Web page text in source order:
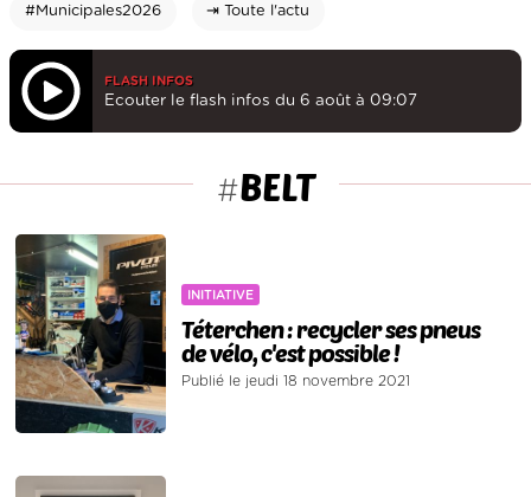
#Municipales2026 ⇥ Toute l'actu
FLASH INFOS
Ecouter le flash infos du 6 août à 09:07
#BELT
INITIATIVE
Téterchen : recycler ses pneus
de vélo, c'est possible !
Publié le jeudi 18 novembre 2021